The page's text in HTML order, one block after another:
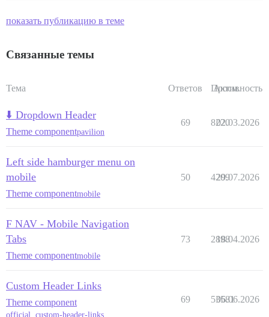
показать публикацию в теме
Связанные темы
Тема Ответов Просм.
Активность
⬇️ Dropdown Header
Theme componentpavilion
69 8220
02.03.2026
Left side hamburger menu on
mobile
Theme componentmobile
50 4209
29.07.2026
F NAV - Mobile Navigation
Tabs
Theme componentmobile
73 2898
18.04.2026
Custom Header Links
Theme component
official custom-header-links
69 53581
06.06.2026